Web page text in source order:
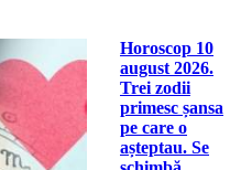
Horoscop 10
august 2026.
Trei zodii
primesc șansa
pe care o
așteptau. Se